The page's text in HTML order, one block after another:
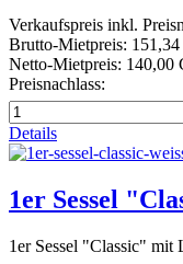
Verkaufspreis inkl.
Brutto-Mietpreis:
Netto-Mietpreis: 140,00
Preisnachlass:
Details
1er Sessel
1er Sessel "Classic" mit